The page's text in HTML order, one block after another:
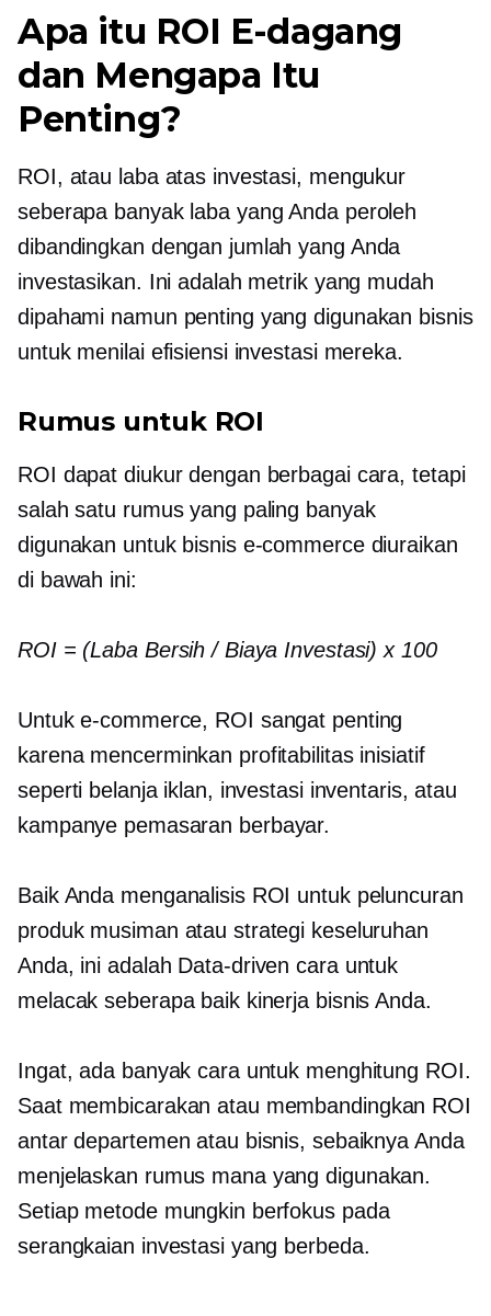
Apa itu ROI E-dagang
dan Mengapa Itu
Penting?
ROI, atau laba atas investasi, mengukur
seberapa banyak laba yang Anda peroleh
dibandingkan dengan jumlah yang Anda
investasikan. Ini adalah metrik yang mudah
dipahami namun penting yang digunakan bisnis
untuk menilai efisiensi investasi mereka.
Rumus untuk ROI
ROI dapat diukur dengan berbagai cara, tetapi
salah satu rumus yang paling banyak
digunakan untuk bisnis e-commerce diuraikan
di bawah ini:
ROI = (Laba Bersih / Biaya Investasi) x 100
Untuk e-commerce, ROI sangat penting
karena mencerminkan profitabilitas inisiatif
seperti belanja iklan, investasi inventaris, atau
kampanye pemasaran berbayar.
Baik Anda menganalisis ROI untuk peluncuran
produk musiman atau strategi keseluruhan
Anda, ini adalah Data-driven cara untuk
melacak seberapa baik kinerja bisnis Anda.
Ingat, ada banyak cara untuk menghitung ROI.
Saat membicarakan atau membandingkan ROI
antar departemen atau bisnis, sebaiknya Anda
menjelaskan rumus mana yang digunakan.
Setiap metode mungkin berfokus pada
serangkaian investasi yang berbeda.